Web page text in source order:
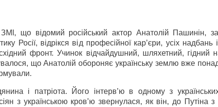
що відомий російський актор Анатолій Пашинін,
Росії, відрікся від професійної кар’єри, усіх надбань
фронт. Учинок відчайдушний, шляхетний, гідний
що Анатолій обороняє українську землю вже понад
і патріота. Його інтерв’ю в одному з
з українською кров’ю звернулася, як він, до Путіна